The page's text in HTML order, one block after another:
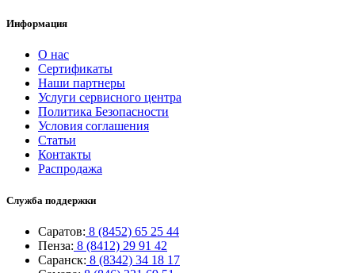
Информация
О нас
Сертификаты
Наши партнеры
Услуги сервисного центра
Политика Безопасности
Условия соглашения
Статьи
Контакты
Распродажа
Служба поддержки
Саратов: 8 (8452) 65 25 44
Пенза: 8 (8412) 29 91 42
Саранск: 8 (8342) 34 18 17